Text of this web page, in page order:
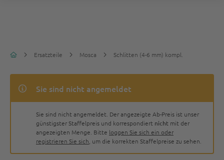
Ersatzteile Mosca Schlitten (4-6 mm) kompl.
Sie sind nicht angemeldet
Sie sind nicht angemeldet. Der angezeigte Ab-Preis ist unser
günstigster Staffelpreis und korrespondiert nicht mit der
angezeigten Menge. Bitte loggen Sie sich ein oder
registrieren Sie sich , um die korrekten Staffelpreise zu sehen.